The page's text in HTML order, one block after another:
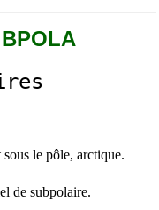
le pôle, arctique.
de subpolaire.